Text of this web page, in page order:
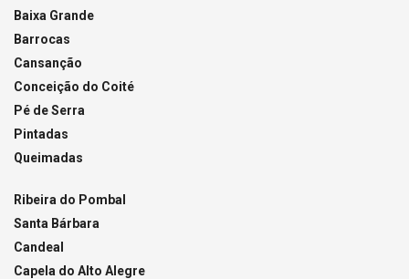
Baixa Grande
Barrocas
Cansanção
Conceição do Coité
Pé de Serra
Pintadas
Queimadas
Ribeira do Pombal
Santa Bárbara
Candeal
Capela do Alto Alegre